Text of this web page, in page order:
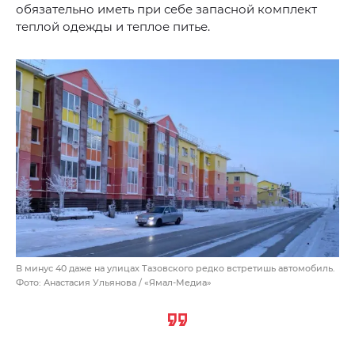
обязательно иметь при себе запасной комплект
теплой одежды и теплое питье.
В минус 40 даже на улицах Тазовского редко встретишь автомобиль.
Фото: Анастасия Ульянова / «Ямал-Медиа»